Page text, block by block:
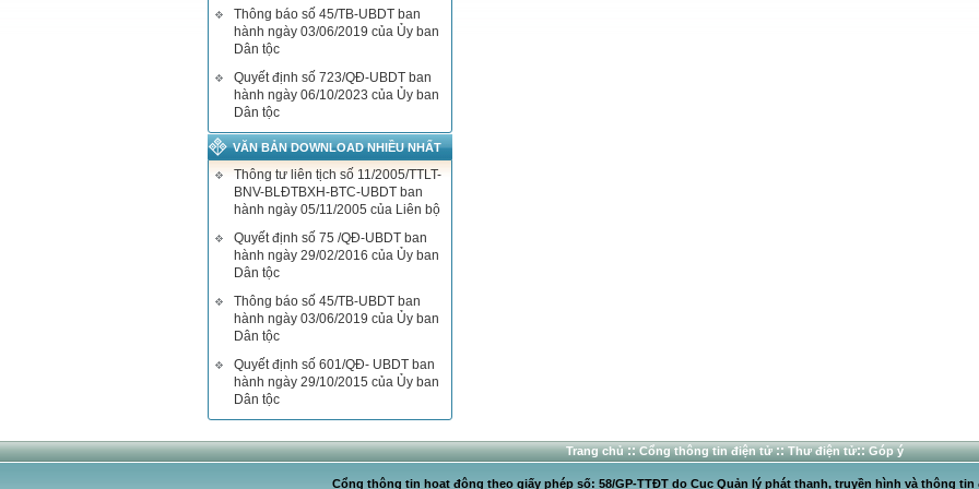
Thông báo số 45/TB-UBDT ban
hành ngày 03/06/2019 của Ủy ban
Dân tộc
Quyết định số 723/QĐ-UBDT ban
hành ngày 06/10/2023 của Ủy ban
Dân tộc
VĂN BẢN DOWNLOAD NHIỀU NHẤT
Thông tư liên tịch số 11/2005/TTLT-
BNV-BLĐTBXH-BTC-UBDT ban
hành ngày 05/11/2005 của Liên bộ
Quyết định số 75 /QĐ-UBDT ban
hành ngày 29/02/2016 của Ủy ban
Dân tộc
Thông báo số 45/TB-UBDT ban
hành ngày 03/06/2019 của Ủy ban
Dân tộc
Quyết định số 601/QĐ- UBDT ban
hành ngày 29/10/2015 của Ủy ban
Dân tộc
Trang chủ:: Cổng thông tin điện tử:: Thư điện tử:: Góp ý
Cổng thông tin hoạt động theo giấy phép số: 58/GP-TTĐT do Cục Quản lý phát thanh, truyền hình và thông tin